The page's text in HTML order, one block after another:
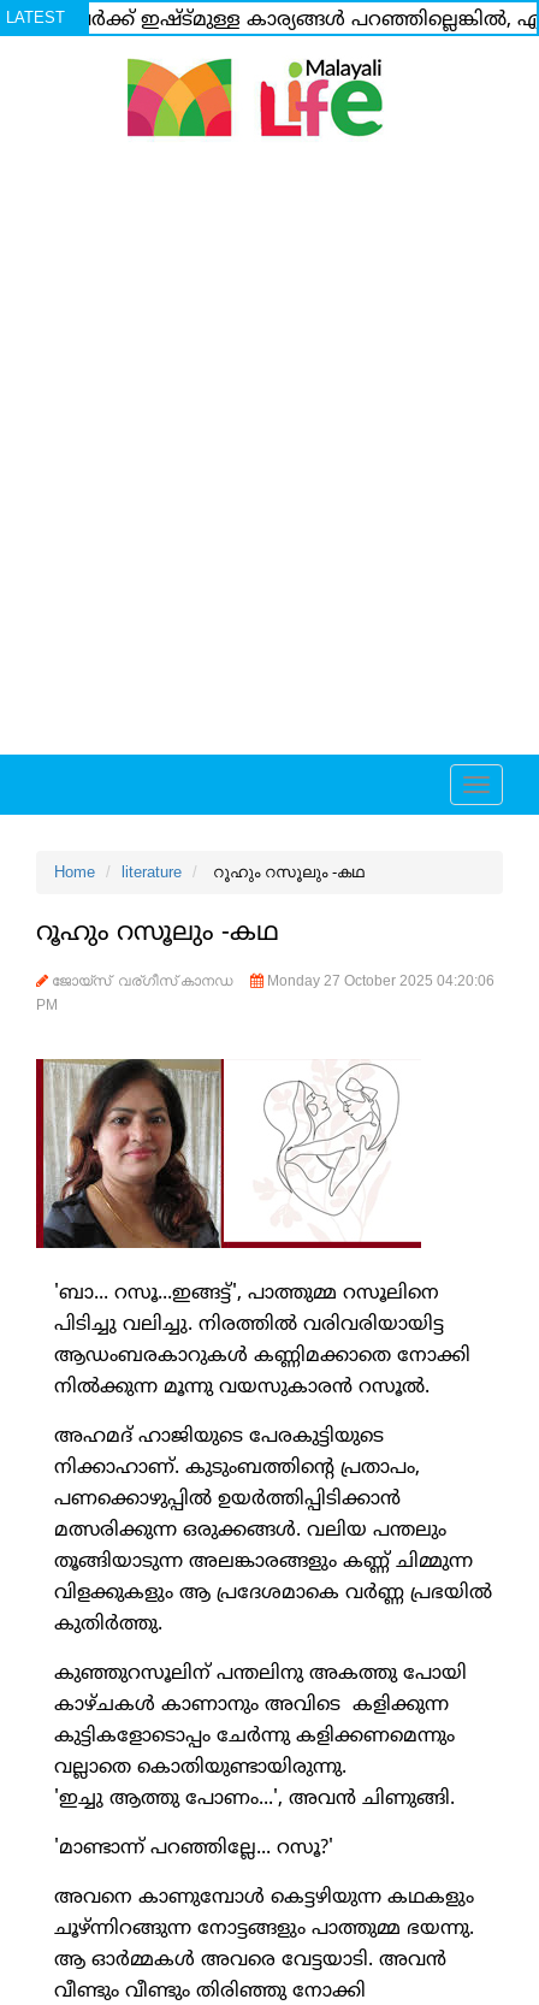
LATEST
ഇഷ്ട്മുള്ള കാര്യങ്ങള്‍ പറഞ്ഞില്ലെങ്കില്‍, ഏതു
വലിച്ചു കീറാന്‍ ഈ മോള്‍
താമസിച്ചത് പ്രളയം; എട്ട് വര്‍ഷത്തിനിടെ മൂന്ന്
ധരിച്ച് വിവാഹത്തിന് എത്തിയില്ലെന്നതിന്റെ
Toggle
Home literature റൂഹും റസൂലും -കഥ
റൂഹും റസൂലും -കഥ
ജോയ്സ് വര്ഗീസ് കാനഡ
Monday 27 October 2025 04:20:06
PM
'ബാ... റസൂ...ഇങ്ങട്ട്', പാത്തുമ്മ റസൂലിനെ
പിടിച്ചു വലിച്ചു. നിരത്തില്‍ വരിവരിയായിട്ട
ആഡംബരകാറുകള്‍ കണ്ണിമക്കാതെ നോക്കി
നില്‍ക്കുന്ന മൂന്നു വയസുകാരന്‍ റസൂല്‍.
അഹമദ് ഹാജിയുടെ പേരകുട്ടിയുടെ
നിക്കാഹാണ്. കുടുംബത്തിന്റെ പ്രതാപം,
പണക്കൊഴുപ്പില്‍ ഉയര്‍ത്തിപ്പിടിക്കാന്‍
മത്സരിക്കുന്ന ഒരുക്കങ്ങള്‍. വലിയ പന്തലും
തൂങ്ങിയാടുന്ന അലങ്കാരങ്ങളും കണ്ണ് ചിമ്മുന്ന
വിളക്കുകളും ആ പ്രദേശമാകെ വര്‍ണ്ണ പ്രഭയില്‍
കുതിര്‍ത്തു.
കുഞ്ഞുറസൂലിന് പന്തലിനു അകത്തു പോയി
കാഴ്ചകള്‍ കാണാനും അവിടെ കളിക്കുന്ന
കുട്ടികളോടൊപ്പം ചേര്‍ന്നു കളിക്കണമെന്നും
വല്ലാതെ കൊതിയുണ്ടായിരുന്നു.
'ഇച്ചു ആത്തു പോണം...', അവന്‍ ചിണുങ്ങി.
'മാണ്ടാന്ന് പറഞ്ഞില്ലേ... റസൂ?'
അവനെ കാണുമ്പോള്‍ കെട്ടഴിയുന്ന കഥകളും
ചൂഴ്ന്നിറങ്ങുന്ന നോട്ടങ്ങളും പാത്തുമ്മ ഭയന്നു.
ആ ഓര്‍മ്മകള്‍ അവരെ വേട്ടയാടി. അവന്‍
വീണ്ടും വീണ്ടും തിരിഞ്ഞു നോക്കി